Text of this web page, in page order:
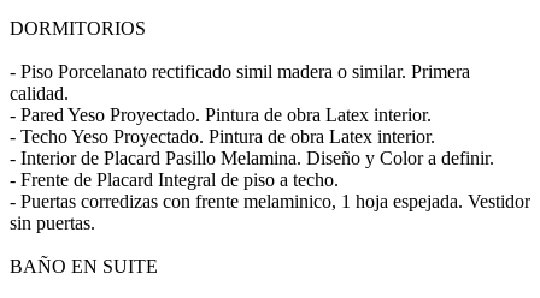
DORMITORIOS
- Piso Porcelanato rectificado simil madera o similar. Primera
calidad.
- Pared Yeso Proyectado. Pintura de obra Latex interior.
- Techo Yeso Proyectado. Pintura de obra Latex interior.
- Interior de Placard Pasillo Melamina. Diseño y Color a definir.
- Frente de Placard Integral de piso a techo.
- Puertas corredizas con frente melaminico, 1 hoja espejada. Vestidor
sin puertas.
BAÑO EN SUITE